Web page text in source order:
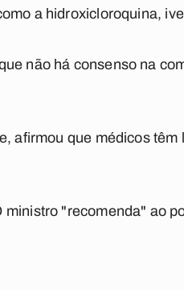
a hidroxicloroquina,
não há consenso na
afirmou que médicos
"recomenda" ao